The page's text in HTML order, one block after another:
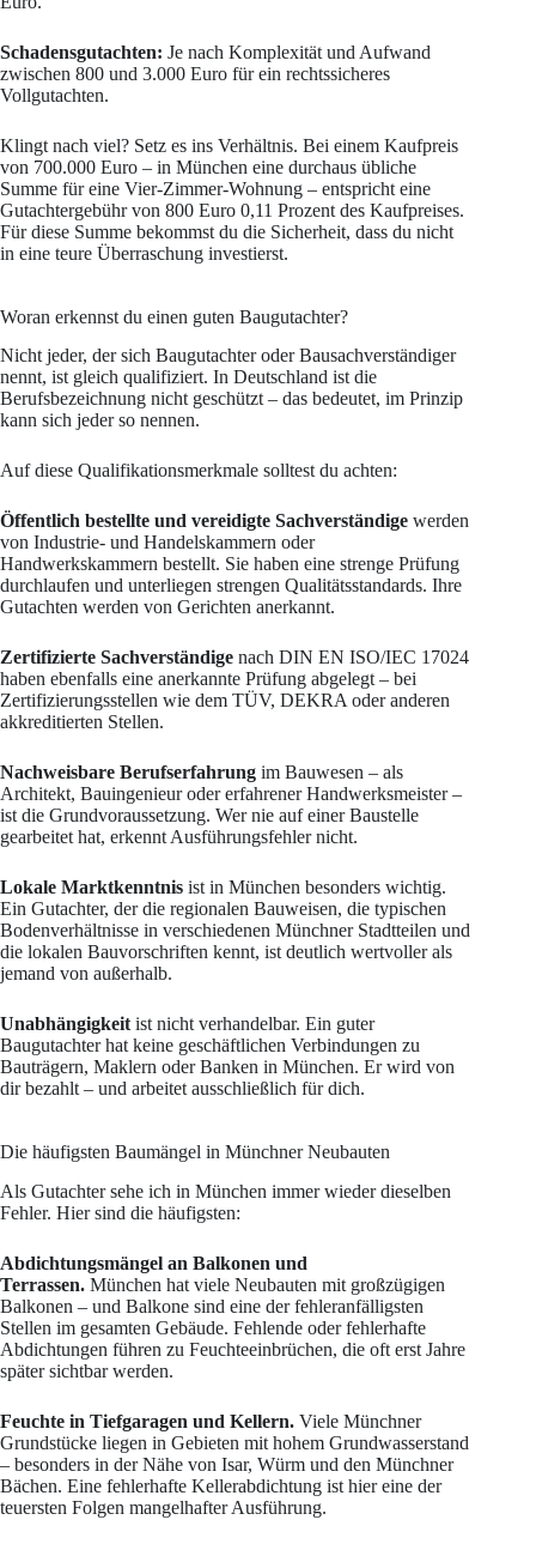
Schadensgutachten: Je nach Komplexität und Aufwand
zwischen 800 und 3.000 Euro für ein rechtssicheres
Vollgutachten.
Klingt nach viel? Setz es ins Verhältnis. Bei einem Kaufpreis
von 700.000 Euro – in München eine durchaus übliche
Summe für eine Vier-Zimmer-Wohnung – entspricht eine
Gutachtergebühr von 800 Euro 0,11 Prozent des Kaufpreises.
Für diese Summe bekommst du die Sicherheit, dass du nicht
in eine teure Überraschung investierst.
Woran erkennst du einen guten Baugutachter?
Nicht jeder, der sich Baugutachter oder Bausachverständiger
nennt, ist gleich qualifiziert. In Deutschland ist die
Berufsbezeichnung nicht geschützt – das bedeutet, im Prinzip
kann sich jeder so nennen.
Auf diese Qualifikationsmerkmale solltest du achten:
Öffentlich bestellte und vereidigte Sachverständige werden
von Industrie- und Handelskammern oder
Handwerkskammern bestellt. Sie haben eine strenge Prüfung
durchlaufen und unterliegen strengen Qualitätsstandards. Ihre
Gutachten werden von Gerichten anerkannt.
Zertifizierte Sachverständige nach DIN EN ISO/IEC 17024
haben ebenfalls eine anerkannte Prüfung abgelegt – bei
Zertifizierungsstellen wie dem TÜV, DEKRA oder anderen
akkreditierten Stellen.
Nachweisbare Berufserfahrung im Bauwesen – als
Architekt, Bauingenieur oder erfahrener Handwerksmeister –
ist die Grundvoraussetzung. Wer nie auf einer Baustelle
gearbeitet hat, erkennt Ausführungsfehler nicht.
Lokale Marktkenntnis ist in München besonders wichtig.
Ein Gutachter, der die regionalen Bauweisen, die typischen
Bodenverhältnisse in verschiedenen Münchner Stadtteilen und
die lokalen Bauvorschriften kennt, ist deutlich wertvoller als
jemand von außerhalb.
Unabhängigkeit ist nicht verhandelbar. Ein guter
Baugutachter hat keine geschäftlichen Verbindungen zu
Bauträgern, Maklern oder Banken in München. Er wird von
dir bezahlt – und arbeitet ausschließlich für dich.
Die häufigsten Baumängel in Münchner Neubauten
Als Gutachter sehe ich in München immer wieder dieselben
Fehler. Hier sind die häufigsten:
Abdichtungsmängel an Balkonen und
Terrassen. München hat viele Neubauten mit großzügigen
Balkonen – und Balkone sind eine der fehleranfälligsten
Stellen im gesamten Gebäude. Fehlende oder fehlerhafte
Abdichtungen führen zu Feuchteeinbrüchen, die oft erst Jahre
später sichtbar werden.
Feuchte in Tiefgaragen und Kellern. Viele Münchner
Grundstücke liegen in Gebieten mit hohem Grundwasserstand
– besonders in der Nähe von Isar, Würm und den Münchner
Bächen. Eine fehlerhafte Kellerabdichtung ist hier eine der
teuersten Folgen mangelhafter Ausführung.